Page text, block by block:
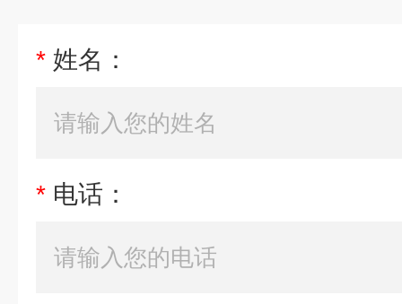
* 姓名：
* 电话：